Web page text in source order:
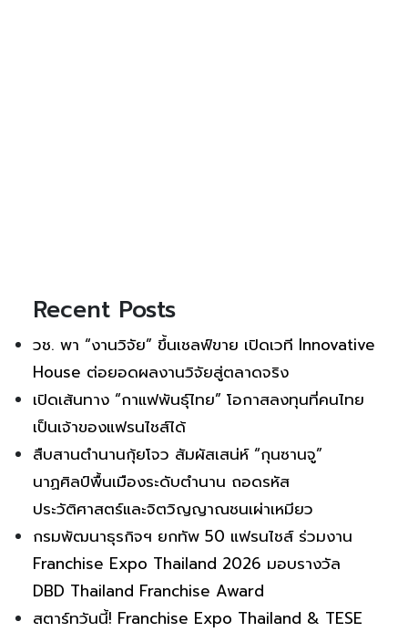
Recent Posts
วช. พา “งานวิจัย” ขึ้นเชลฟ์ขาย เปิดเวที Innovative
House ต่อยอดผลงานวิจัยสู่ตลาดจริง
เปิดเส้นทาง “กาแฟพันธุ์ไทย” โอกาสลงทุนที่คนไทย
เป็นเจ้าของแฟรนไชส์ได้
สืบสานตำนานกุ้ยโจว สัมผัสเสน่ห์ “กุนซานจู”
นาฏศิลป์พื้นเมืองระดับตำนาน ถอดรหัส
ประวัติศาสตร์และจิตวิญญาณชนเผ่าเหมียว
กรมพัฒนาธุรกิจฯ ยกทัพ 50 แฟรนไชส์ ร่วมงาน
Franchise Expo Thailand 2026 มอบรางวัล
DBD Thailand Franchise Award
สตาร์ทวันนี้! Franchise Expo Thailand & TESE